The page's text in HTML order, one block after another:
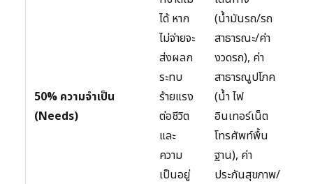
50% ความจำเป็น
(Needs)
ได้ หาก
ไม่จ่ายจะ
ส่งผลก
ระทบ
ร้ายแรง
ต่อชีวิต
และ
ความ
เป็นอยู่
(น้ำมันรถ/รถ
สาธารณะ/ค่า
งวดรถ), ค่า
สาธารณูปโภค
(น้ำ ไฟ
อินเทอร์เน็ต
โทรศัพท์พื้น
ฐาน), ค่า
ประกันสุขภาพ/